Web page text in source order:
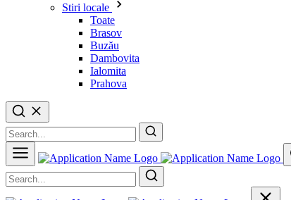
Stiri locale
Toate
Brasov
Buzău
Dambovita
Ialomita
Prahova